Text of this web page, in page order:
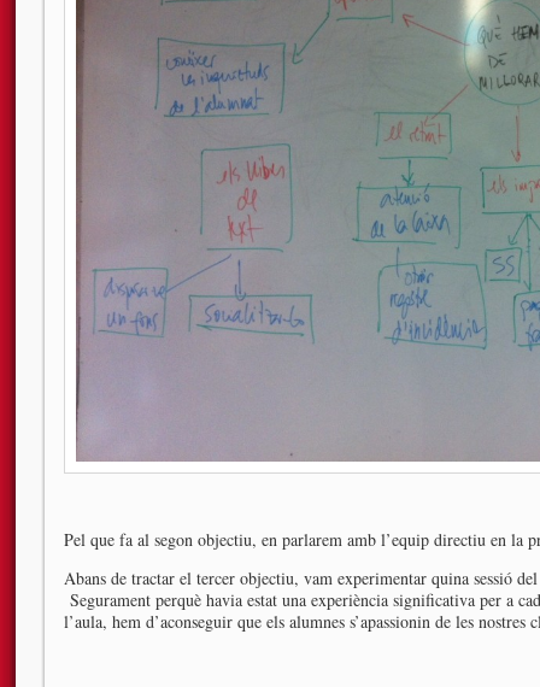
Pel que fa al segon objectiu, en parlarem amb l’equip directiu en la
Abans de tractar el tercer objectiu, vam experimentar quina sessió
Segurament perquè havia estat una experiència significativa per a
l’aula, hem d’aconseguir que els alumnes s’apassionin de les nostres